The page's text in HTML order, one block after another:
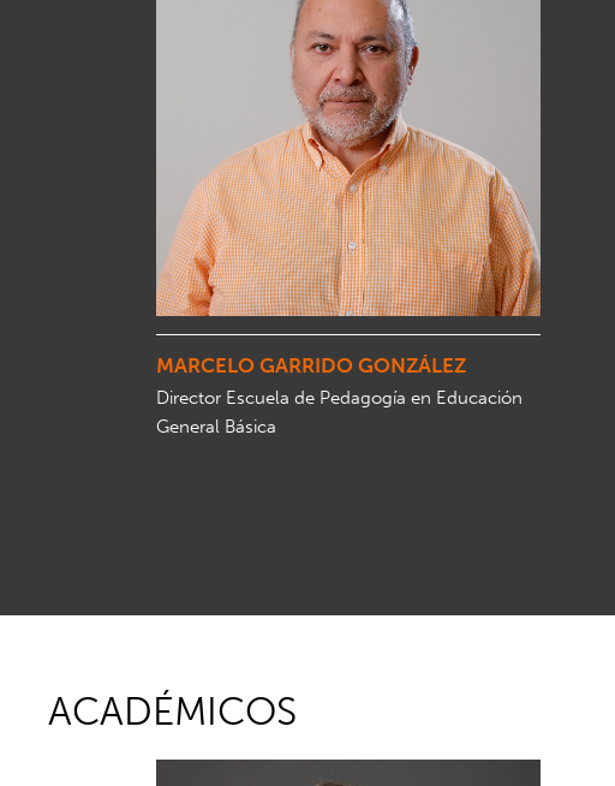
MARCELO GARRIDO GONZÁLEZ
Director Escuela de Pedagogía en Educación
General Básica
ACADÉMICOS